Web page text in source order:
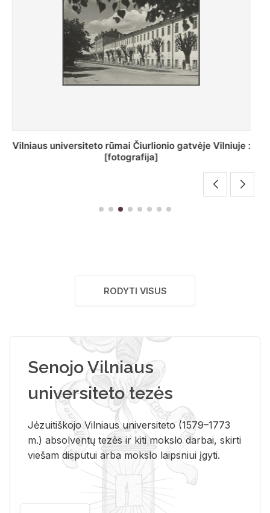
St. Batoro universiteto J. Pilsudskio kolegija :
[fotografija]
RODYTI VISUS
Senojo Vilniaus
universiteto tezės
Jėzuitiškojo Vilniaus universiteto (1579–1773
m.) absolventų tezės ir kiti mokslo darbai, skirti
viešam disputui arba mokslo laipsniui įgyti.